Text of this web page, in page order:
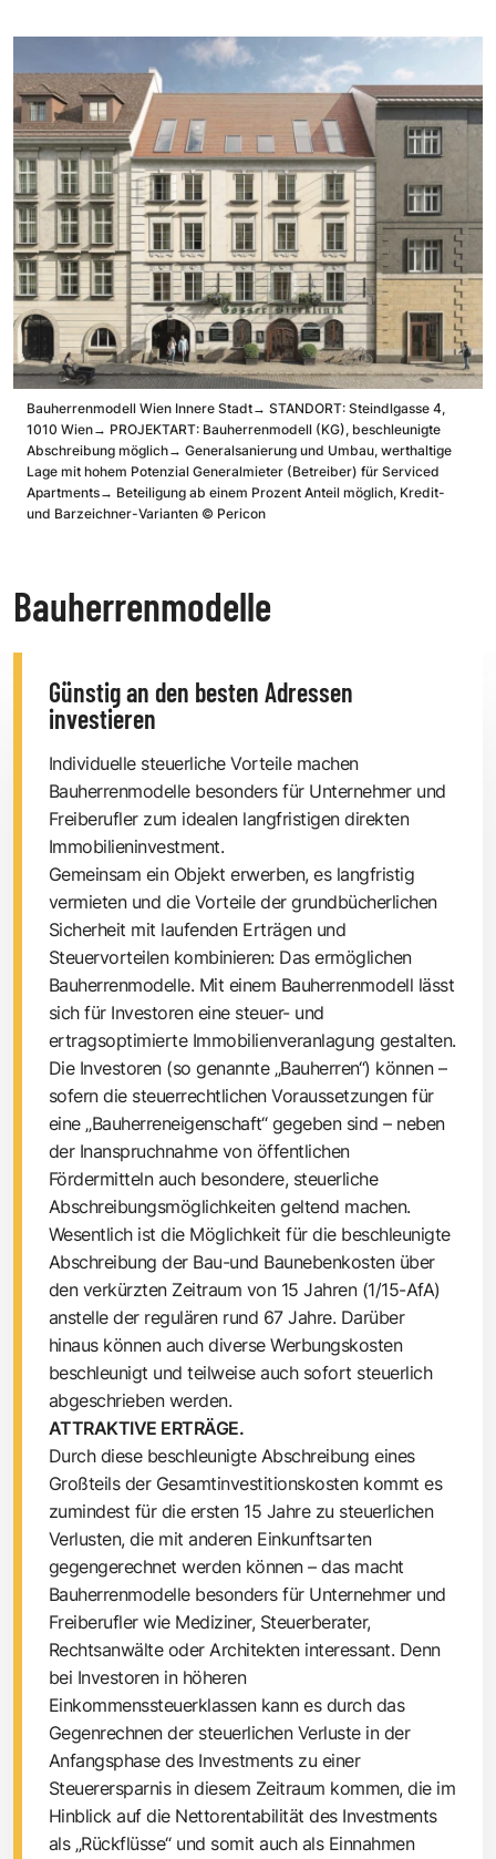
Bauherrenmodell Wien Innere Stadt→ STANDORT: Steindlgasse 4,
1010 Wien→ PROJEKTART: Bauherrenmodell (KG), beschleunigte
Abschreibung möglich→ Generalsanierung und Umbau, werthaltige
Lage mit hohem Potenzial Generalmieter (Betreiber) für Serviced
Apartments→ Beteiligung ab einem Prozent Anteil möglich, Kredit-
und Barzeichner-Varianten © Pericon
Bauherrenmodelle
Günstig an den besten Adressen
investieren
Individuelle steuerliche Vorteile machen
Bauherrenmodelle besonders für Unternehmer und
Freiberufler zum idealen langfristigen direkten
Immobilieninvestment.
Gemeinsam ein Objekt erwerben, es langfristig
vermieten und die Vorteile der grundbücherlichen
Sicherheit mit laufenden Erträgen und
Steuervorteilen kombinieren: Das ermöglichen
Bauherrenmodelle. Mit einem Bauherrenmodell lässt
sich für Investoren eine steuer- und
ertragsoptimierte Immobilienveranlagung gestalten.
Die Investoren (so genannte „Bauherren“) können –
sofern die steuerrechtlichen Voraussetzungen für
eine „Bauherreneigenschaft“ gegeben sind – neben
der Inanspruchnahme von öffentlichen
Fördermitteln auch besondere, steuerliche
Abschreibungsmöglichkeiten geltend machen.
Wesentlich ist die Möglichkeit für die beschleunigte
Abschreibung der Bau-und Baunebenkosten über
den verkürzten Zeitraum von 15 Jahren (1/15-AfA)
anstelle der regulären rund 67 Jahre. Darüber
hinaus können auch diverse Werbungskosten
beschleunigt und teilweise auch sofort steuerlich
abgeschrieben werden.
ATTRAKTIVE ERTRÄGE.
Durch diese beschleunigte Abschreibung eines
Großteils der Gesamtinvestitionskosten kommt es
zumindest für die ersten 15 Jahre zu steuerlichen
Verlusten, die mit anderen Einkunftsarten
gegengerechnet werden können – das macht
Bauherrenmodelle besonders für Unternehmer und
Freiberufler wie Mediziner, Steuerberater,
Rechtsanwälte oder Architekten interessant. Denn
bei Investoren in höheren
Einkommenssteuerklassen kann es durch das
Gegenrechnen der steuerlichen Verluste in der
Anfangsphase des Investments zu einer
Steuerersparnis in diesem Zeitraum kommen, die im
Hinblick auf die Nettorentabilität des Investments
als „Rückflüsse“ und somit auch als Einnahmen